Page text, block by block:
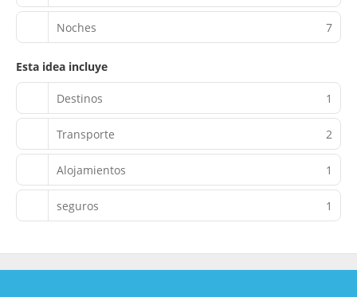
Noches 7
Esta idea incluye
Destinos 1
Transporte 2
Alojamientos 1
seguros 1